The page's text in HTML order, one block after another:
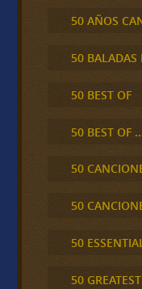
50 AÑOS
50 BALADAS
50 BEST OF
50 BEST OF
50
50
50
50